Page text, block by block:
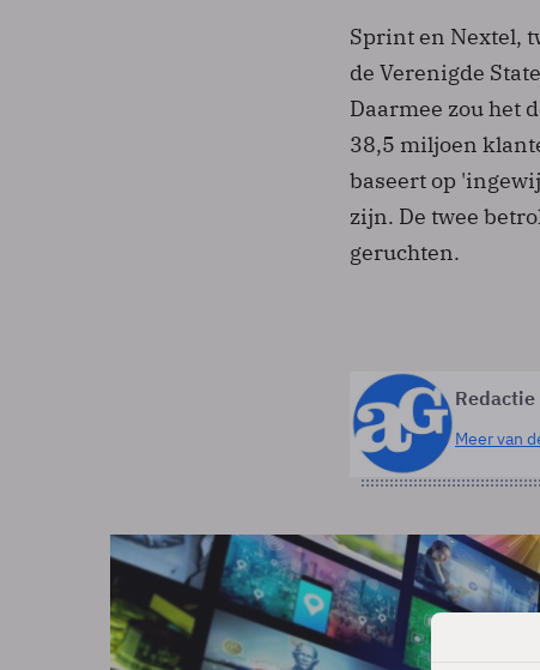
Sprint en Nextel,
de Verenigde
Daarmee zou het
38,5 miljoen
baseert op
zijn. De twee
geruchten.
Redactie
Meer van